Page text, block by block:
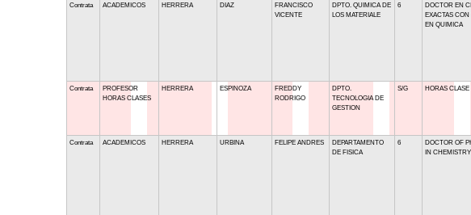
Contrata ACADEMICOS HERRERA DIAZ
FRANCISCO
VICENTE
DPTO. QUIMICA DE
LOS MATERIALE
6
DOCTOR EN
EXACTAS
EN QUIMICA
Contrata
PROFESOR
HORAS CLASES
HERRERA ESPINOZA
FREDDY
RODRIGO
DPTO.
TECNOLOGIA DE
GESTION
S/G HORAS CLASE
Contrata ACADEMICOS HERRERA URBINA FELIPE ANDRES
DEPARTAMENTO
DE FISICA
6
DOCTOR OF
IN CHEMISTRY